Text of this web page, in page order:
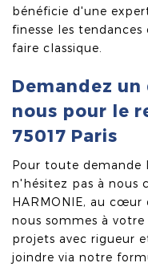
bénéficie d'une
finesse les
faire classique.
Demandez
nous pour le
75017 Paris
Pour toute demande
n'hésitez pas à nous
HARMONIE, au cœur
nous sommes à
projets avec rigueur
joindre via notre